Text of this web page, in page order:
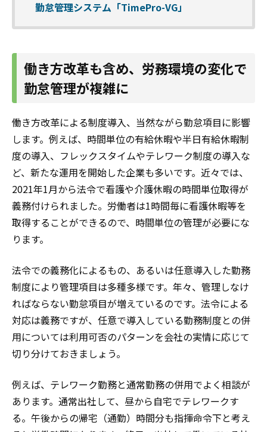
勤怠管理システム「TimePro-VG」
働き方改革も含め、労務環境の変化で
勤怠管理が複雑に
働き方改革による制度導入、当然ながら勤怠項目に影響
します。例えば、時間単位の有給休暇や半日有給休暇制
度の導入、フレックスタイムやテレワーク制度の導入な
ど、新たな運用を開始した企業も多いです。近々では、
2021年1月から法令で看護や介護休暇の時間単位取得が
義務付けられました。労働者は1時間毎に看護休暇等を
取得することができるので、時間単位の管理が必要にな
ります。
法令での義務化によるもの、あるいは任意導入した勤務
制度により管理項目は多種多様です。年々、管理しなけ
ればならない勤怠項目が増えているのです。法令による
対応は義務ですが、任意で導入している勤務制度との併
用については利用可否のパターンを会社の実情に応じて
切り分けておきましょう。
例えば、テレワーク勤務と通常勤務の併用でよく相談が
あります。通常出社して、昼から自宅でテレワークす
る。午後からの帰宅（通勤）時間分も指揮命令下と考え